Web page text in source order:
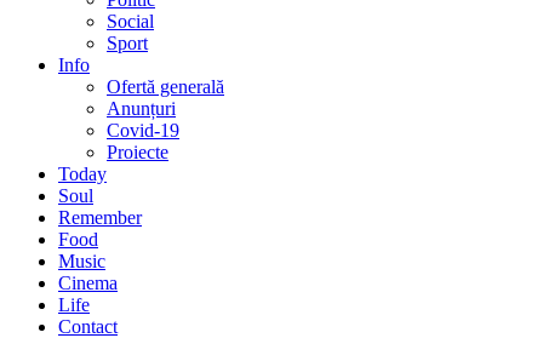
Social
Sport
Info
Ofertă generală
Anunțuri
Covid-19
Proiecte
Today
Soul
Remember
Food
Music
Cinema
Life
Contact